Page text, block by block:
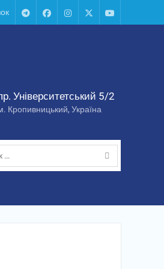
TelegramFacebookInstagram
X Youtube
Університетський 5/2
Кропивницький, Україна